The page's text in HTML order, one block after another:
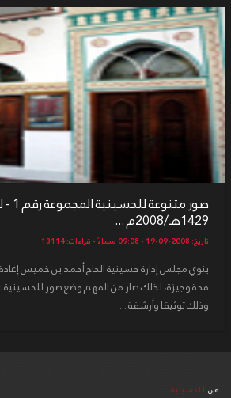
صور
1429هـ/2008م ...
تاريخ: 2008-09-19 - 09:08 مساءً - قراءات: 13114
ينوي مجلس إدارة حسينية الحاج أحمد بن خميس إعادة
مدة وجيزة، لذلك صار من المهم وضع صور للحسينية
وذلك توثيقا وأرشفة ...
عن الحسينية